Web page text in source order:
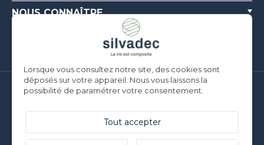
NOUS CONNAÎTRE
Silvadec France
F-56190 ARZAL |T. +33 (0)2 97 450 900
Silvadec Deutschland
Lorsque vous consultez notre site, des cookies sont
déposés sur votre appareil. Nous vous laissons la
possibilité de paramétrer votre consentement.
Tout accepter